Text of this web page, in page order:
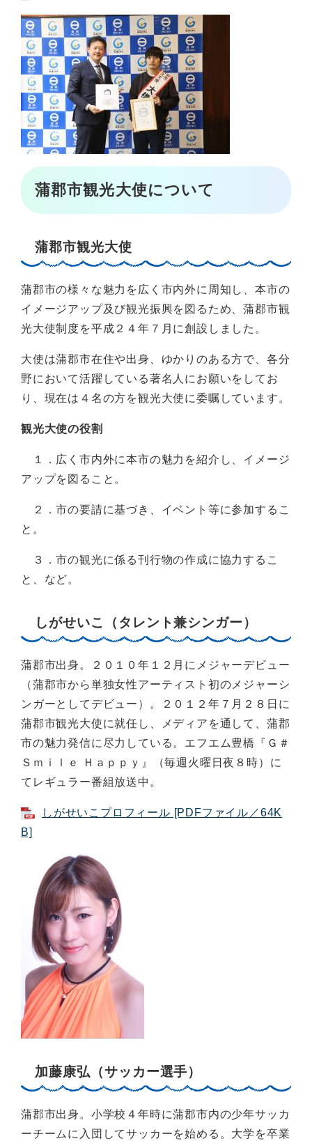
蒲郡市観光大使について
蒲郡市観光大使
蒲郡市の様々な魅力を広く市内外に周知し、本市の
イメージアップ及び観光振興を図るため、蒲郡市観
光大使制度を平成２４年７月に創設しました。
大使は蒲郡市在住や出身、ゆかりのある方で、各分
野において活躍している著名人にお願いをしてお
り、現在は４名の方を観光大使に委嘱しています。
観光大使の役割
１．広く市内外に本市の魅力を紹介し、イメージ
アップを図ること。
２．市の要請に基づき、イベント等に参加するこ
と。
３．市の観光に係る刊行物の作成に協力するこ
と、など。
しがせいこ（タレント兼シンガー）
蒲郡市出身。２０１０年１２月にメジャーデビュー
（蒲郡市から単独女性アーティスト初のメジャーシ
ンガーとしてデビュー）。２０１２年７月２８日に
蒲郡市観光大使に就任し、メディアを通して、蒲郡
市の魅力発信に尽力している。エフエム豊橋『Ｇ＃
Ｓｍｉｌｅ Ｈａｐｐｙ』（毎週火曜日夜８時）に
てレギュラー番組放送中。
しがせいこプロフィール [PDFファイル／64K
B]
加藤康弘（サッカー選手）
蒲郡市出身。小学校４年時に蒲郡市内の少年サッカ
ーチームに入団してサッカーを始める。大学を卒業